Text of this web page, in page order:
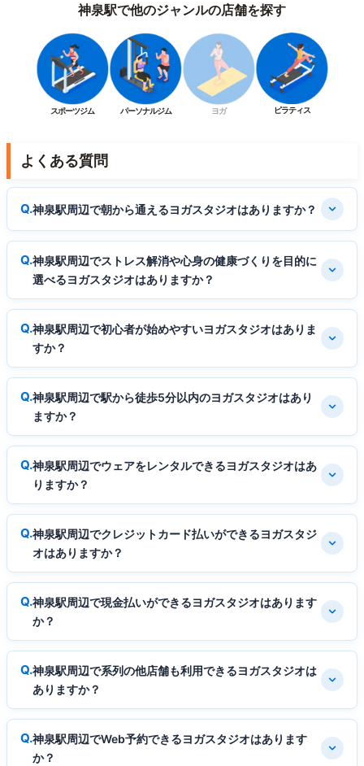
神泉駅で他のジャンルの店舗を探す
スポーツジム パーソナルジム ヨガ ピラティス
よくある質問
神泉駅周辺で朝から通えるヨガスタジオはありますか？
神泉駅周辺でストレス解消や心身の健康づくりを目的に
選べるヨガスタジオはありますか？
神泉駅周辺で初心者が始めやすいヨガスタジオはありま
すか？
神泉駅周辺で駅から徒歩5分以内のヨガスタジオはあり
ますか？
神泉駅周辺でウェアをレンタルできるヨガスタジオはあ
りますか？
神泉駅周辺でクレジットカード払いができるヨガスタジ
オはありますか？
神泉駅周辺で現金払いができるヨガスタジオはあります
か？
神泉駅周辺で系列の他店舗も利用できるヨガスタジオは
ありますか？
神泉駅周辺でWeb予約できるヨガスタジオはあります
か？